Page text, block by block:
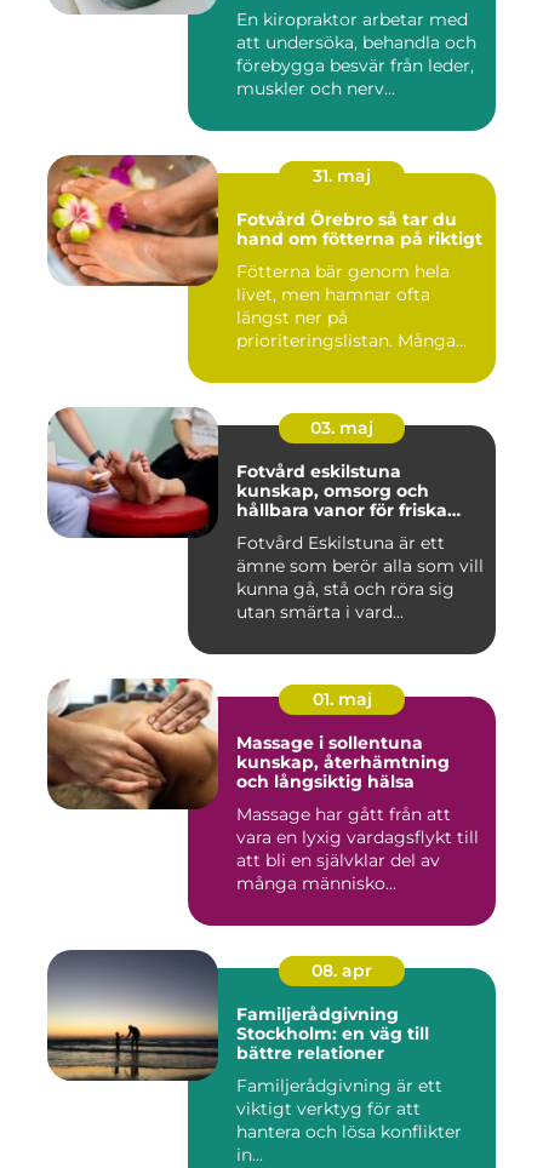
En kiropraktor arbetar med
att undersöka, behandla och
förebygga besvär från leder,
muskler och nerv...
31. maj
Fotvård Örebro så tar du
hand om fötterna på riktigt
Fötterna bär genom hela
livet, men hamnar ofta
längst ner på
prioriteringslistan. Många
03. maj
Fotvård eskilstuna
kunskap, omsorg och
hållbara vanor för friska
Fotvård Eskilstuna är ett
ämne som berör alla som vill
kunna gå, stå och röra sig
utan smärta i vard...
01. maj
Massage i sollentuna
kunskap, återhämtning
och långsiktig hälsa
Massage har gått från att
vara en lyxig vardagsflykt till
att bli en självklar del av
många människo...
08. apr
Familjerådgivning
Stockholm: en väg till
bättre relationer
Familjerådgivning är ett
viktigt verktyg för att
hantera och lösa konflikter
in...